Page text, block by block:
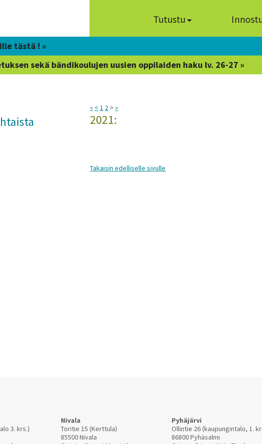
Tutustu
tästä ! »
sekä bändikoulujen uusien oppilaiden haku lv. 26-27 »
« < 1 2 > »
2021:
Takaisin edelliselle sivulle
3. krs.)
Nivala
Toritie 15 (Kerttula)
85500 Nivala
Pyhäjärvi
Ollintie 26 (kaupungintalo, 1.
86800 Pyhäsalmi